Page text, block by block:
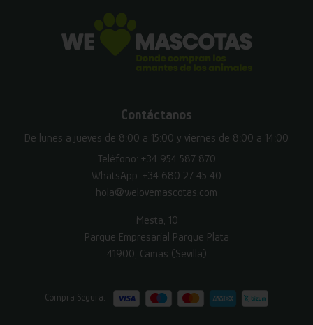
Contáctanos
De lunes a jueves de 8:00 a 15:00 y viernes de 8:00 a 14:00
Teléfono: +34 954 587 870
WhatsApp: +34 680 27 45 40
hola@welovemascotas.com
Mesta, 10
Parque Empresarial Parque Plata
41900, Camas (Sevilla)
Compra Segura: